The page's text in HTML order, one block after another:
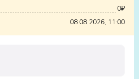
0₽
08.08.2026, 11:00